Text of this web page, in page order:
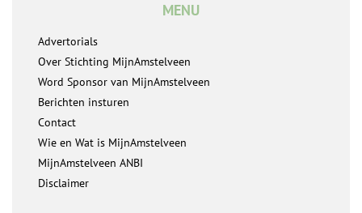
MENU
Advertorials
Over Stichting MijnAmstelveen
Word Sponsor van MijnAmstelveen
Berichten insturen
Contact
Wie en Wat is MijnAmstelveen
MijnAmstelveen ANBI
Disclaimer